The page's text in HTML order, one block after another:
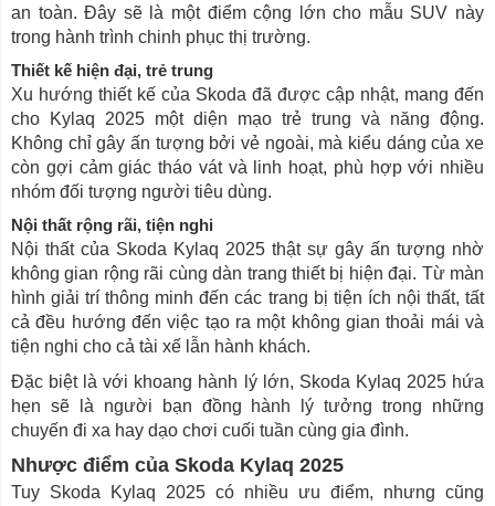
an toàn. Đây sẽ là một điểm cộng lớn cho mẫu SUV này
trong hành trình chinh phục thị trường.
Thiết kế hiện đại, trẻ trung
Xu hướng thiết kế của Skoda đã được cập nhật, mang đến
cho Kylaq 2025 một diện mạo trẻ trung và năng động.
Không chỉ gây ấn tượng bởi vẻ ngoài, mà kiểu dáng của xe
còn gợi cảm giác tháo vát và linh hoạt, phù hợp với nhiều
nhóm đối tượng người tiêu dùng.
Nội thất rộng rãi, tiện nghi
Nội thất của Skoda Kylaq 2025 thật sự gây ấn tượng nhờ
không gian rộng rãi cùng dàn trang thiết bị hiện đại. Từ màn
hình giải trí thông minh đến các trang bị tiện ích nội thất, tất
cả đều hướng đến việc tạo ra một không gian thoải mái và
tiện nghi cho cả tài xế lẫn hành khách.
Đặc biệt là với khoang hành lý lớn, Skoda Kylaq 2025 hứa
hẹn sẽ là người bạn đồng hành lý tưởng trong những
chuyến đi xa hay dạo chơi cuối tuần cùng gia đình.
Nhược điểm của Skoda Kylaq 2025
Tuy Skoda Kylaq 2025 có nhiều ưu điểm, nhưng cũng